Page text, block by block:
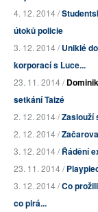
4. 12. 2014 /
útoků policie
3. 12. 2014 /Uniklé
korporací s Luce...
23. 11. 2014 /
setkání Taizé
2. 12. 2014 /Zaslouží
2. 12. 2014 /
3. 12. 2014 /Řádění
23. 11. 2014 /
3. 12. 2014 /Co
co pirá...